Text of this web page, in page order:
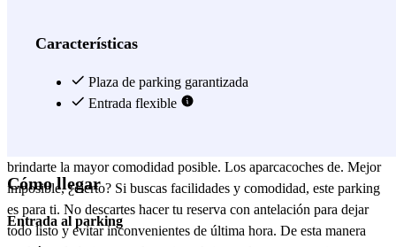
escríbeles un WhatsApp y dirígete al punto de encuentro acordado.
primera hora y regresas en el último vuelo del día? ¿Te preocupan
los horarios? A la hora de que lleves a cabo tu reserva te darás
brindarte la mayor comodidad posible. Los aparcacoches de. Mejor
imposible, ¿cierto? Si buscas facilidades y comodidad, este parking
es para ti. No descartes hacer tu reserva con antelación para dejar
todo listo y evitar inconvenientes de última hora. De esta manera
Características
Plaza de parking garantizada
Entrada flexible
Cómo llegar
Entrada al parking